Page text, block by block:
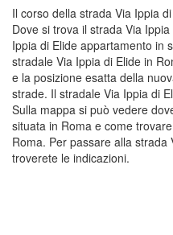
Il corso della strada Via Ippia
Dove si trova il strada Via
Ippia di Elide appartamento in
stradale Via Ippia di Elide in
e la posizione esatta della
strade. Il stradale Via Ippia di
Sulla mappa si può vedere
situata in Roma e come
Roma. Per passare alla
troverete le indicazioni.